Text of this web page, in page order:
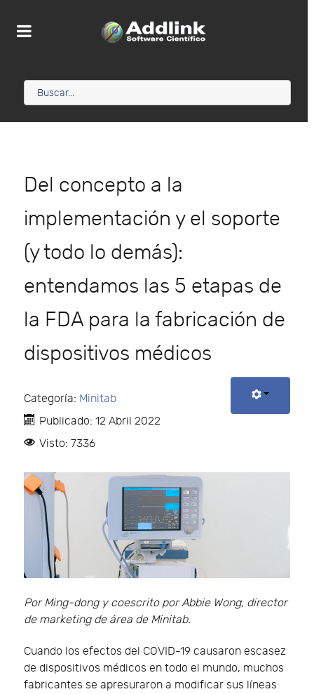
Del concepto a la
implementación y el soporte
(y todo lo demás):
entendamos las 5 etapas de
la FDA para la fabricación de
dispositivos médicos
Categoría: Minitab
Publicado: 12 Abril 2022
Visto: 7336
Por Ming-dong y coescrito por Abbie Wong, director
de marketing de área de Minitab.
Cuando los efectos del COVID-19 causaron escasez
de dispositivos médicos en todo el mundo, muchos
fabricantes se apresuraron a modificar sus líneas